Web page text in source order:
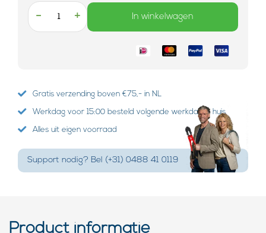
- + In winkelwagen
Gratis verzending boven €75,- in NL
Werkdag voor 15:00 besteld volgende werkdag in huis
Alles uit eigen voorraad
Support nodig? Bel (+31) 0488 41 0119
Product informatie